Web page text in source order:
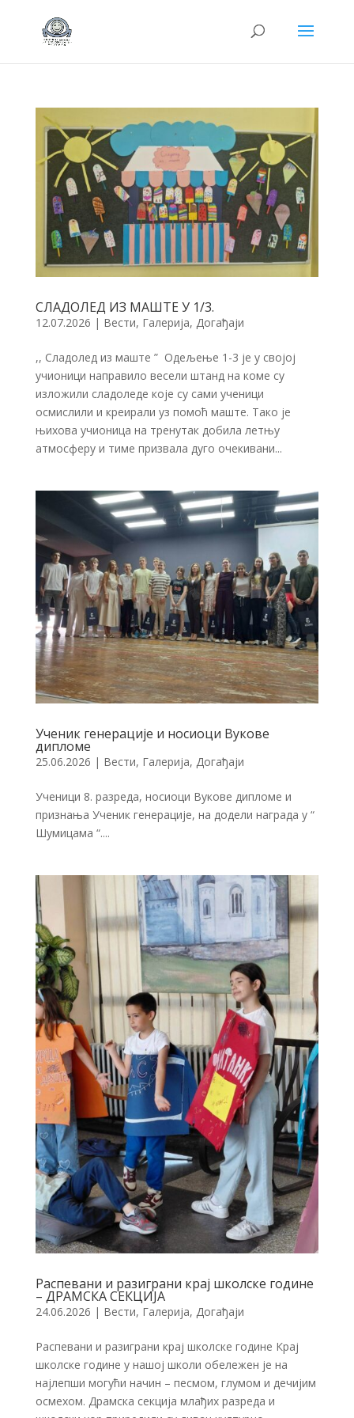
СЛАДОЛЕД ИЗ МАШТЕ У 1/3.
12.07.2026 | Вести, Галерија, Догађаји
,, Сладолед из маште ” Одељење 1-3 је у својој
учионици направило весели штанд на коме су
изложили сладоледе које су сами ученици
осмислили и креирали уз помоћ маште. Тако је
њихова учионица на тренутак добила летњу
атмосферу и тиме призвала дуго очекивани...
Ученик генерације и носиоци Вукове
дипломе
25.06.2026 | Вести, Галерија, Догађаји
Ученици 8. разреда, носиоци Вукове дипломе и
признања Ученик генерације, на додели награда у “
Шумицама “....
Распевани и разиграни крај школске године
– ДРАМСКА СЕКЦИЈА
24.06.2026 | Вести, Галерија, Догађаји
Распевани и разиграни крај школске године Крај
школске године у нашој школи обележен је на
најлепши могући начин – песмом, глумом и дечијим
осмехом. Драмска секција млађих разреда и